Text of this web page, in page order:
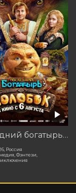
Последний богатырь. Колобок
Россия
Фэнтези,